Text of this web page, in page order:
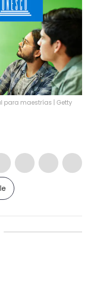
para maestrías | Getty